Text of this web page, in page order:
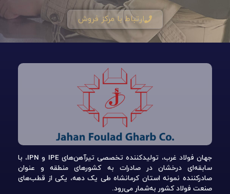
ارتباط با مرکز فروش
جهان فولاد غرب، تولیدکننده تخصصی تیرآهن‌های IPE و IPN، با
سابقه‌ای درخشان در صادرات به کشورهای منطقه و عنوان
صادرکننده نمونه استان کرمانشاه طی یک دهه، یکی از قطب‌های
صنعت فولاد کشور به‌شمار می‌رود.